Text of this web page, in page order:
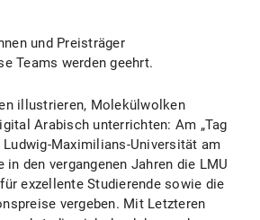
und Preisträger
Teams werden geehrt.
illustrieren, Molekülwolken
Arabisch unterrichten: Am „Tag
Ludwig-Maximilians-Universität am
in den vergangenen Jahren die LMU
exzellente Studierende sowie die
vergeben. Mit Letzteren